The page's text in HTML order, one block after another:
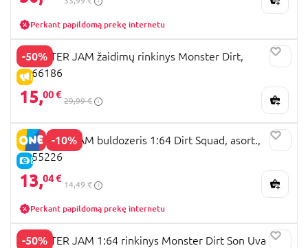
Perkant papildomą prekę internetu
-50%
IŠPARDAVIMAS
MONSTER JAM žaidimų rinkinys Monster Dirt,
6066186
15,00 €
29,99 €
-10%
E-KAINA
MONSTER JAM buldozeris 1:64 Dirt Squad, asort.,
6055226
13,04 €
14,49 €
Perkant papildomą prekę internetu
-50%
MONSTER JAM 1:64 rinkinys Monster Dirt Son Uva